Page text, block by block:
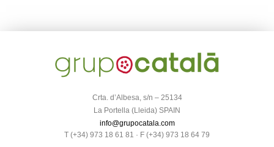
Crta. d’Albesa, s/n – 25134
La Portella (Lleida) SPAIN
info@grupocatala.com
T (+34) 973 18 61 81 · F (+34) 973 18 64 79